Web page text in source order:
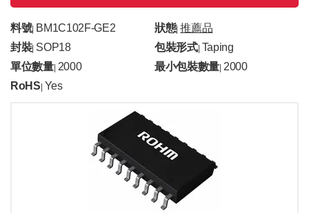
料號| BM1C102F-GE2 狀態|推薦品
封裝| SOP18 包裝形式| Taping
單位數量| 2000 最小包裝數量 |2000
RoHS Yes